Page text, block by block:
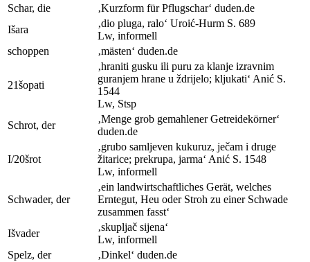
Schar, die
‚Kurzform für Pflugschar‘ duden.de
Išara
‚dio pluga, ralo‘ Uroić-Hurm S. 689
Lw, informell
schoppen
‚mästen‘ duden.de
21šopati
‚hraniti gusku ili puru za klanje izravnim
guranjem hrane u ždrijelo; kljukati‘ Anić S.
1544
Lw, Stsp
Schrot, der
‚Menge grob gemahlener Getreidekörner‘
duden.de
I/20šrot
‚grubo samljeven kukuruz, ječam i druge
žitarice; prekrupa, jarma‘ Anić S. 1548
Lw, informell
Schwader, der
‚ein landwirtschaftliches Gerät, welches
Erntegut, Heu oder Stroh zu einer Schwade
zusammen fasst‘
Išvader
‚skupljač sijena‘
Lw, informell
Spelz, der
‚Dinkel‘ duden.de